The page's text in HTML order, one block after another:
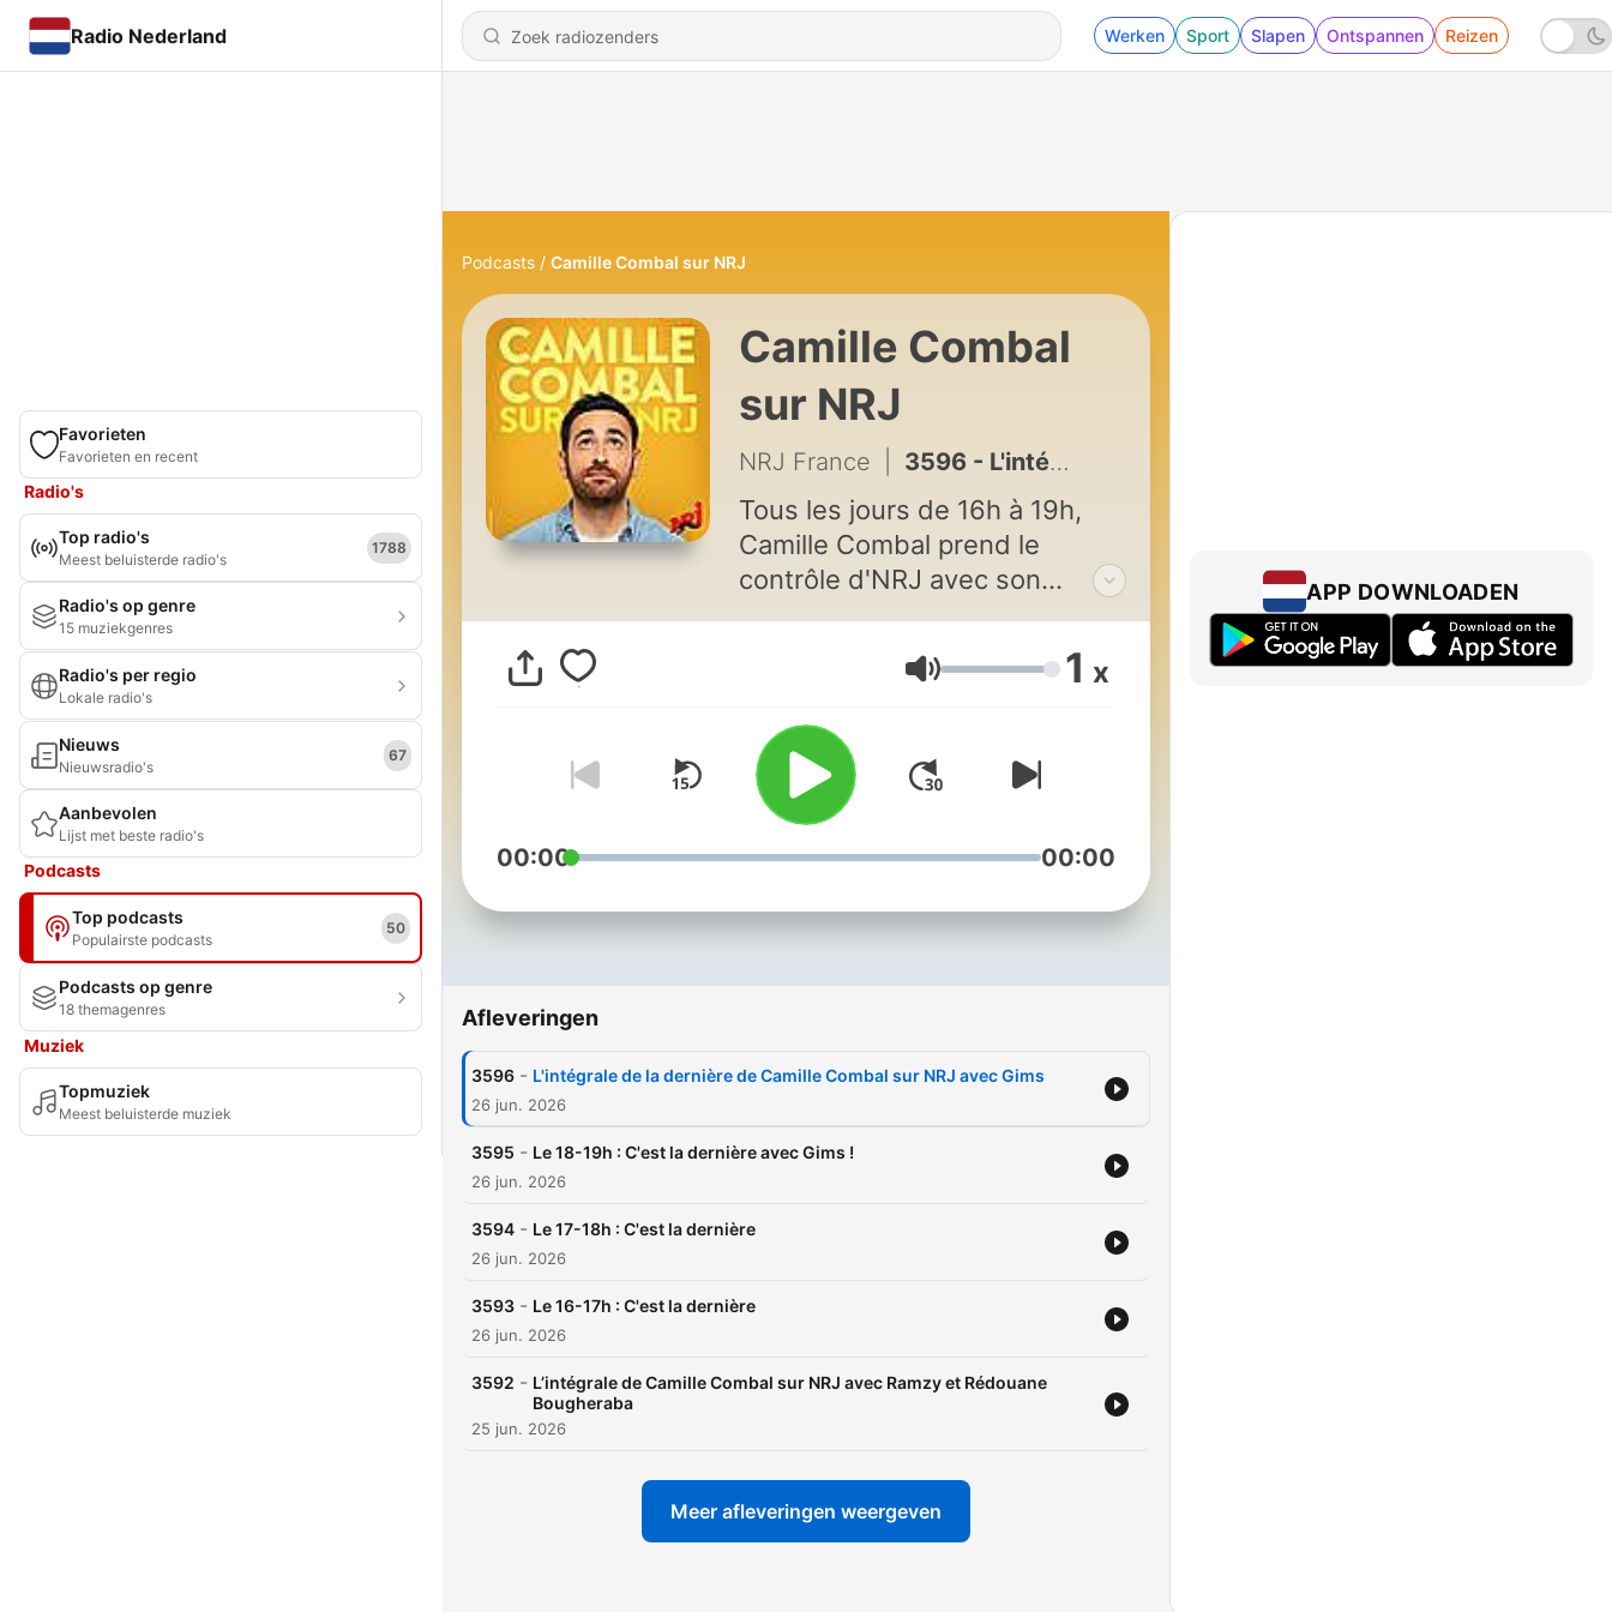
Radio Nederland Werken Sport Slapen Ontspannen Reizen
Favorieten
Favorieten en recent
Radio's
Top radio's
Meest beluisterde radio's
1788
Radio's op genre
15 muziekgenres
Radio's per regio
Lokale radio's
Nieuws
Nieuwsradio's
67
Aanbevolen
Lijst met beste radio's
Podcasts
Top podcasts
Populairste podcasts
50
Podcasts op genre
18 themagenres
Muziek
Topmuziek
Meest beluisterde muziek
Podcasts Camille Combal sur NRJ
Camille Combal
sur NRJ
NRJ France 3596 - L'intégrale de la dernière de Camille Combal sur NRJ avec Gims
Tous les jours de 16h à 19h,
Camille Combal prend le
contrôle d'NRJ avec son
équipe en direct. Anecdotes,
jeux, et invités, abonnez-vous
et retrouvez les meilleurs
moments et les intégrales de
l’émission.
Volume 1 x
00:00 00:00
Afleveringen
3596 - L'intégrale de la dernière de Camille Combal sur NRJ avec Gims
26 jun. 2026
3595 - Le 18-19h : C'est la dernière avec Gims !
26 jun. 2026
3594 - Le 17-18h : C'est la dernière
26 jun. 2026
3593 - Le 16-17h : C'est la dernière
26 jun. 2026
3592 - L’intégrale de Camille Combal sur NRJ avec Ramzy et Rédouane
Bougheraba
25 jun. 2026
Meer afleveringen weergeven
APP DOWNLOADEN